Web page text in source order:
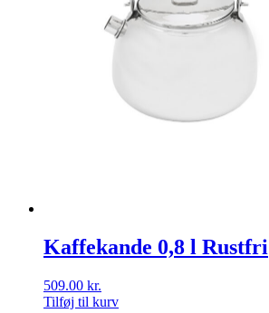
Kaffekande 0,8 l Rustfri
509.00 kr.
Tilføj til kurv